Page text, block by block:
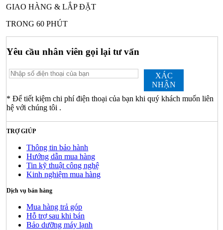
GIAO HÀNG & LẮP ĐẶT
TRONG 60 PHÚT
Yêu cầu nhân viên gọi lại tư vấn
XÁC
NHẬN
* Để tiết kiệm chi phí điện thoại của bạn khi quý khách muốn liên
hệ với chúng tôi .
TRỢ GIÚP
Thông tin bảo hành
Hướng dẫn mua hàng
Tin kỹ thuật công nghệ
Kinh nghiệm mua hàng
Dịch vụ bán hàng
Mua hàng trả góp
Hỗ trợ sau khi bán
Bảo dưỡng máy lạnh